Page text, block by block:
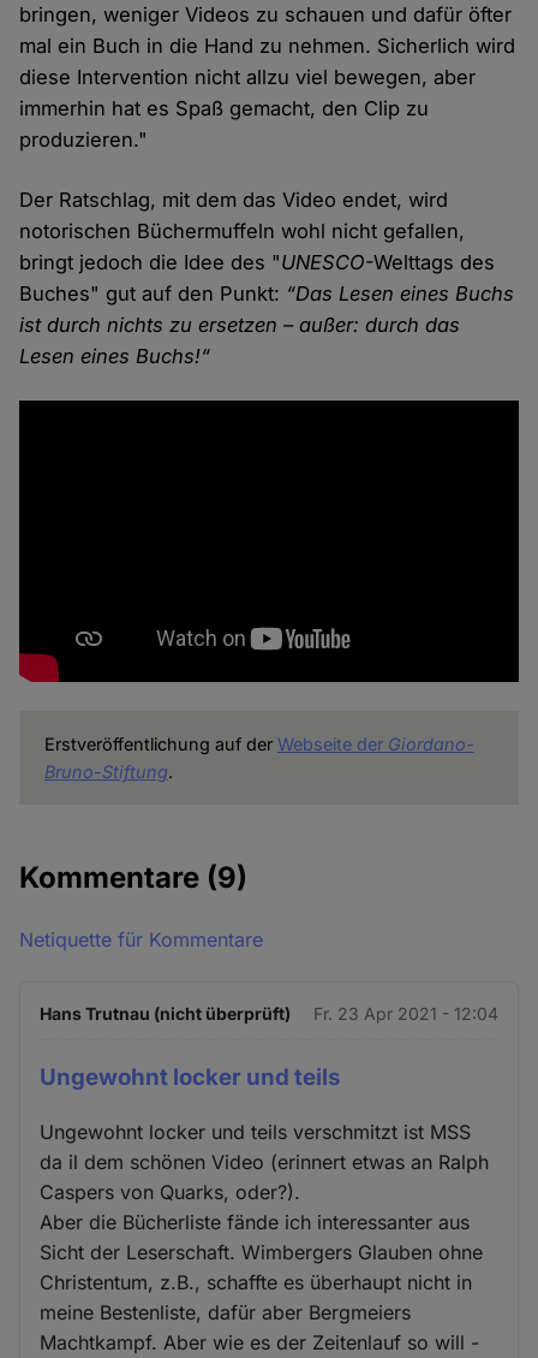
bringen, weniger Videos zu schauen und dafür öfter
mal ein Buch in die Hand zu nehmen. Sicherlich wird
diese Intervention nicht allzu viel bewegen, aber
immerhin hat es Spaß gemacht, den Clip zu
produzieren."
Der Ratschlag, mit dem das Video endet, wird
notorischen Büchermuffeln wohl nicht gefallen,
bringt jedoch die Idee des "UNESCO-Welttags des
Buches" gut auf den Punkt: “Das Lesen eines Buchs
ist durch nichts zu ersetzen – außer: durch das
Lesen eines Buchs!“
Erstveröffentlichung auf der Webseite der Giordano-
Bruno-Stiftung.
Kommentare (9)
Netiquette für Kommentare
Hans Trutnau (nicht überprüft) Fr. 23 Apr 2021 - 12:04
Ungewohnt locker und teils
Ungewohnt locker und teils verschmitzt ist MSS
da il dem schönen Video (erinnert etwas an Ralph
Caspers von Quarks, oder?).
Aber die Bücherliste fände ich interessanter aus
Sicht der Leserschaft. Wimbergers Glauben ohne
Christentum, z.B., schaffte es überhaupt nicht in
meine Bestenliste, dafür aber Bergmeiers
Machtkampf. Aber wie es der Zeitenlauf so will -